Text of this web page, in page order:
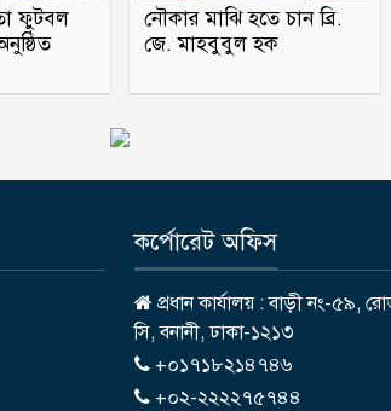
ফুটবল
নৌকার মাঝি হতে চান ব্রি.
জে. মাহবুবুল হক
কর্পোরেট অফিস
প্রধান কার্যালয় : বাড়ী নং-৫৯,
সি, বনানী, ঢাকা-১২১৩
+০১৭১৮২১৪৭৪৬
+০২-২২২২৭৫৭৪৪